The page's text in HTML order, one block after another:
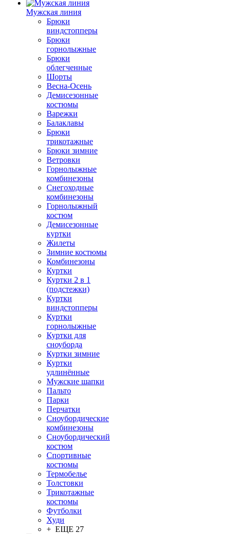
Мужская линия
Брюки
виндстопперы
Брюки
горнолыжные
Брюки
облегченные
Шорты
Весна-Осень
Демисезонные
костюмы
Варежки
Балаклавы
Брюки
трикотажные
Брюки зимние
Ветровки
Горнолыжные
комбинезоны
Снегоходные
комбинезоны
Горнолыжный
костюм
Демисезонные
куртки
Жилеты
Зимние костюмы
Комбинезоны
Куртки
Куртки 2 в 1
(подстежки)
Куртки
виндстопперы
Куртки
горнолыжные
Куртки для
сноуборда
Куртки зимние
Куртки
удлинённые
Мужские шапки
Пальто
Парки
Перчатки
Сноубордические
комбинезоны
Сноубордический
костюм
Спортивные
костюмы
Термобелье
Толстовки
Трикотажные
костюмы
Футболки
Худи
+ ЕЩЕ 27